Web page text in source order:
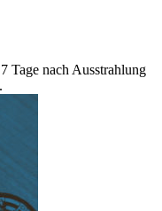
Tage nach Ausstrahlung
.